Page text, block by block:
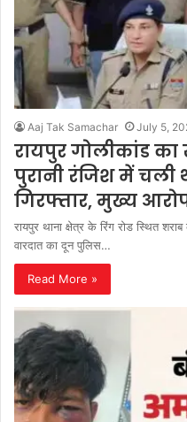
Aaj Tak Samachar July 5,
रायपुर गोलीकांड
पुरानी रंजिश में चली
गिरफ्तार, मुख्य
रायपुर थाना क्षेत्र के रिंग रोड स्थित
वारदात का दून पुलिस…
Read More »